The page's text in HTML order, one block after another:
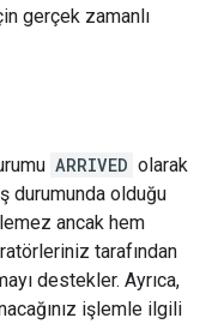
gerçek zamanlı
ARRIVED olarak
durumunda olduğu
ancak hem
tarafından
destekler. Ayrıca,
işlemle ilgili